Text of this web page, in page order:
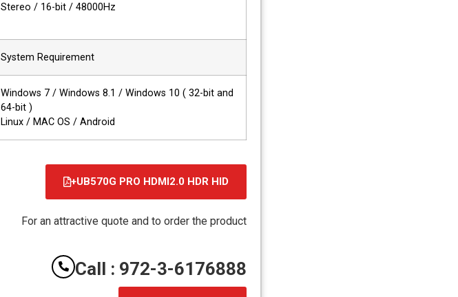
Stereo / 16-bit / 48000Hz
System Requirement
Windows 7 / Windows 8.1 / Windows 10 ( 32-bit and
64-bit )
Linux / MAC OS / Android
UB570G PRO HDMI2.0 HDR HID+
For an attractive quote and to order the product
Call : 972-3-6176888